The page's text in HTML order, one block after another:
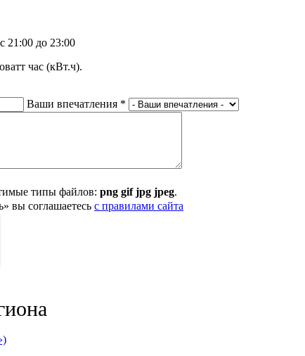
21:00 до 23:00
час (кВт.ч).
Ваши впечатления *
типы файлов: png gif jpg jpeg.
вы соглашаетесь с правилами сайта